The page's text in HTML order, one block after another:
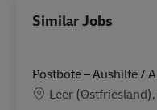
Similar Jobs
Postbote – Aushilfe /
Location
Leer